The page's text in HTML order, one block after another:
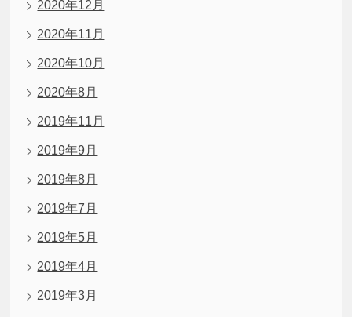
2020年12月
2020年11月
2020年10月
2020年8月
2019年11月
2019年9月
2019年8月
2019年7月
2019年5月
2019年4月
2019年3月